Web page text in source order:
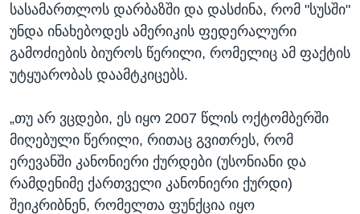
სასამართლოს დარბაზში და დასძინა, რომ "სუსში"
უნდა ინახებოდეს ამერიკის ფედერალური
გამოძიების ბიუროს წერილი, რომელიც ამ ფაქტის
უტყუარობას დაამტკიცებს.
„თუ არ ვცდები, ეს იყო 2007 წლის ოქტომბერში
მიღებული წერილი, რითაც გვითრეს, რომ
ერევანში კანონიერი ქურდები (უსონიანი და
რამდენიმე ქართველი კანონიერი ქურდი)
შეიკრიბნენ, რომელთა ფუნქცია იყო